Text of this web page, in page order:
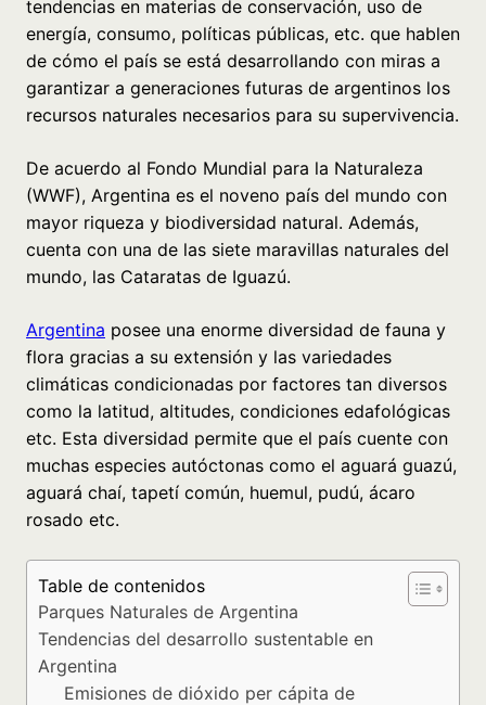
tendencias en materias de conservación, uso de
energía, consumo, políticas públicas, etc. que hablen
de cómo el país se está desarrollando con miras a
garantizar a generaciones futuras de argentinos los
recursos naturales necesarios para su supervivencia.
De acuerdo al Fondo Mundial para la Naturaleza
(WWF), Argentina es el noveno país del mundo con
mayor riqueza y biodiversidad natural. Además,
cuenta con una de las siete maravillas naturales del
mundo, las Cataratas de Iguazú.
Argentina posee una enorme diversidad de fauna y
flora gracias a su extensión y las variedades
climáticas condicionadas por factores tan diversos
como la latitud, altitudes, condiciones edafológicas
etc. Esta diversidad permite que el país cuente con
muchas especies autóctonas como el aguará guazú,
aguará chaí, tapetí común, huemul, pudú, ácaro
rosado etc.
Table de contenidos
Parques Naturales de Argentina
Tendencias del desarrollo sustentable en
Argentina
Emisiones de dióxido per cápita de